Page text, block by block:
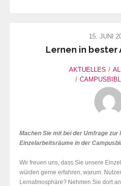
15. JUNI
Lernen in bester
AKTUELLES
Machen Sie mit bei der Umfrage zur
Einzelarbeitsräume in der
Wir freuen uns, dass Sie unsere
würden gerne erfahren, warum.
Lernatmosphäre? Nehmen Sie dort